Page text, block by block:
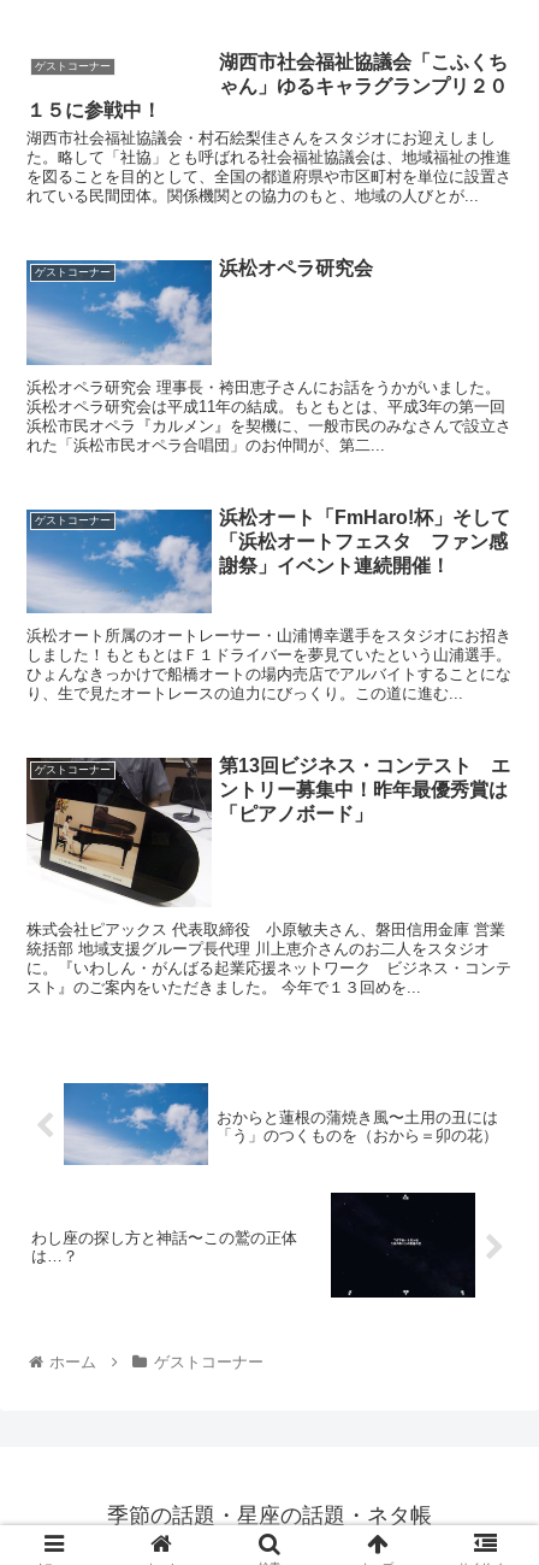
ゲストコーナー
湖西市社会福祉協議会「こふくち
ゃん」ゆるキャラグランプリ２０
１５に参戦中！
湖西市社会福祉協議会・村石絵梨佳さんをスタジオにお迎えしまし
た。略して「社協」とも呼ばれる社会福祉協議会は、地域福祉の推進
を図ることを目的として、全国の都道府県や市区町村を単位に設置さ
れている民間団体。関係機関との協力のもと、地域の人びとが...
ゲストコーナー 浜松オペラ研究会
浜松オペラ研究会 理事長・袴田恵子さんにお話をうかがいました。
浜松オペラ研究会は平成11年の結成。もともとは、平成3年の第一回
浜松市民オペラ『カルメン』を契機に、一般市民のみなさんで設立さ
れた「浜松市民オペラ合唱団」のお仲間が、第二...
ゲストコーナー
浜松オート「FmHaro!杯」そして
「浜松オートフェスタ ファン感
謝祭」イベント連続開催！
浜松オート所属のオートレーサー・山浦博幸選手をスタジオにお招き
しました！もともとはＦ１ドライバーを夢見ていたという山浦選手。
ひょんなきっかけで船橋オートの場内売店でアルバイトすることにな
り、生で見たオートレースの迫力にびっくり。この道に進む...
ゲストコーナー
第13回ビジネス・コンテスト エ
ントリー募集中！昨年最優秀賞は
「ピアノボード」
株式会社ピアックス 代表取締役 小原敏夫さん、磐田信用金庫 営業
統括部 地域支援グループ長代理 川上恵介さんのお二人をスタジオ
に。『いわしん・がんばる起業応援ネットワーク ビジネス・コンテ
スト』のご案内をいただきました。 今年で１３回めを...
おからと蓮根の蒲焼き風〜土用の丑には
「う」のつくものを（おから＝卯の花）
わし座の探し方と神話〜この鷲の正体
は…？
ホーム ゲストコーナー
季節の話題・星座の話題・ネタ帳
© 2013 季節の話題 ネタ帳／ privacy policy